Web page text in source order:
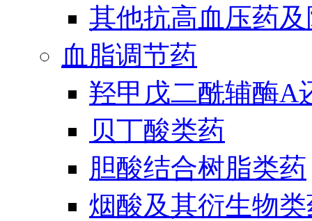
其他抗高血压药
血脂调节药
羟甲戊二酰辅酶A
贝丁酸类药
胆酸结合树脂类药
烟酸及其衍生物